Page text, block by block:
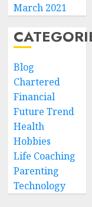
March 2021
Blog
Chartered
Financial
Future Trend
Health
Hobbies
Life Coaching
Parenting
Technology